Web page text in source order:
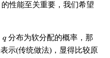
性能至关重要，我们希望
分布为软分配的概率，那
示(传统做法)，显得比较原